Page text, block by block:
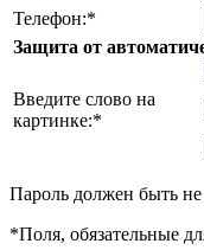
Телефон:*
Защита от
Введите слово на
картинке:*
Пароль должен быть
*Поля, обязательные